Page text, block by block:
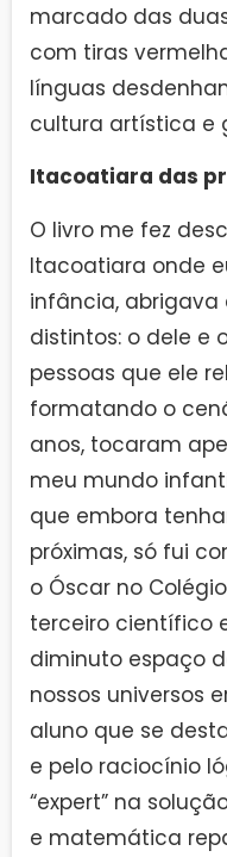
marcado das
com tiras
línguas
cultura artística e
Itacoatiara das
O livro me fez
Itacoatiara onde
infância, abrigava
distintos: o dele e
pessoas que ele
formatando o
anos, tocaram
meu mundo
que embora
próximas, só fui
o Óscar no
terceiro científico
diminuto espaço
nossos universos
aluno que se
e pelo raciocínio
“expert” na
e matemática